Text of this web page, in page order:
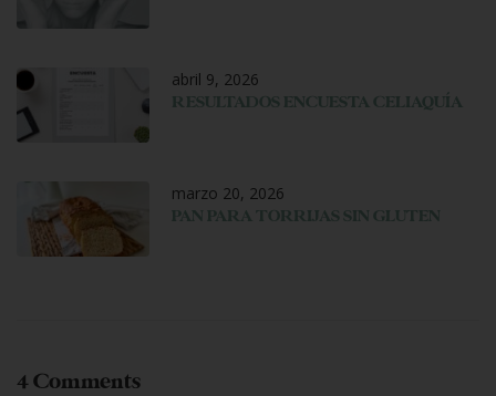
abril 9, 2026
RESULTADOS ENCUESTA CELIAQUÍA
marzo 20, 2026
PAN PARA TORRIJAS SIN GLUTEN
4 Comments